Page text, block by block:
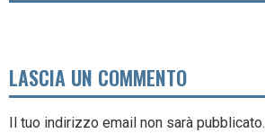
LASCIA UN COMMENTO
Il tuo indirizzo email non sarà pubblicato.